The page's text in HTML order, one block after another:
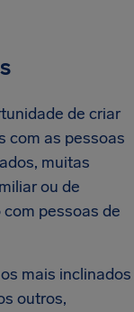
de criar
com as pessoas
muitas
ou de
pessoas de
mais inclinados
outros,